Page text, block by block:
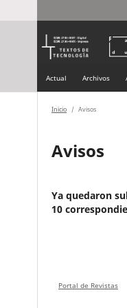
Actual Archivos
Inicio / Avisos
Avisos
Ya quedaron
10
Portal de Revistas